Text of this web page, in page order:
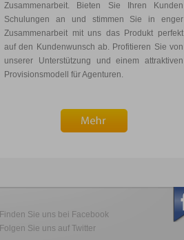
Zusammenarbeit. Bieten Sie Ihren Kunden
Schulungen an und stimmen Sie in enger
Zusammenarbeit mit uns das Produkt perfekt
auf den Kundenwunsch ab. Profitieren Sie von
unserer Unterstützung und einem attraktiven
Provisionsmodell für Agenturen.
Finden Sie uns bei Facebook
Folgen Sie uns auf Twitter